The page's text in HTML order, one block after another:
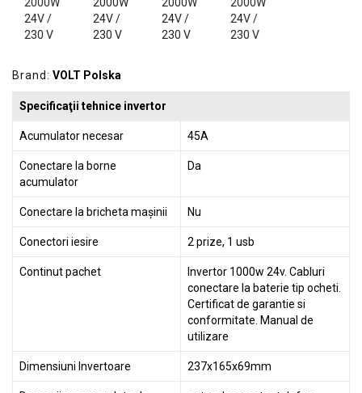
GRADINA
SCULE
ECHIPAMENTE
ELECTRICE
ECHIPAMENTE
PROTECȚIE
FOTOVOLTAICE
Brand: VOLT Polska
Specificaţii tehnice invertor
Acumulator necesar 45A
Conectare la borne
acumulator
Da
Conectare la bricheta mașinii Nu
Conectori iesire 2 prize, 1 usb
Continut pachet
Invertor 1000w 24v. Cabluri
conectare la baterie tip ocheti.
Certificat de garantie si
conformitate. Manual de
utilizare
Dimensiuni Invertoare 237x165x69mm